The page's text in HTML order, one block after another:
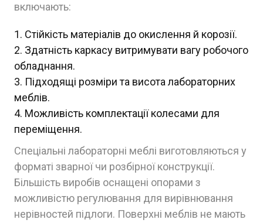
включають:
Стійкість матеріалів до окислення й корозії.
Здатність каркасу витримувати вагу робочого
обладнання.
Підходящі розміри та висота лабораторних
меблів.
Можливість комплектації колесами для
переміщення.
Спеціальні лабораторні меблі виготовляються у
форматі зварної чи розбірної конструкції.
Більшість виробів оснащені опорами з
можливістю регулювання для вирівнювання
нерівностей підлоги. Поверхні меблів не мають